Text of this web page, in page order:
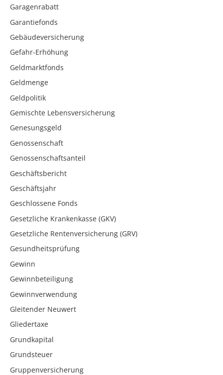
Garagenrabatt
Garantiefonds
Gebäudeversicherung
Gefahr-Erhöhung
Geldmarktfonds
Geldmenge
Geldpolitik
Gemischte Lebensversicherung
Genesungsgeld
Genossenschaft
Genossenschaftsanteil
Geschäftsbericht
Geschäftsjahr
Geschlossene Fonds
Gesetzliche Krankenkasse (GKV)
Gesetzliche Rentenversicherung (GRV)
Gesundheitsprüfung
Gewinn
Gewinnbeteiligung
Gewinnverwendung
Gleitender Neuwert
Gliedertaxe
Grundkapital
Grundsteuer
Gruppenversicherung